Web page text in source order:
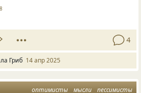
4
Гриб 14 апр 2025
оптимисты мысли пессимисты